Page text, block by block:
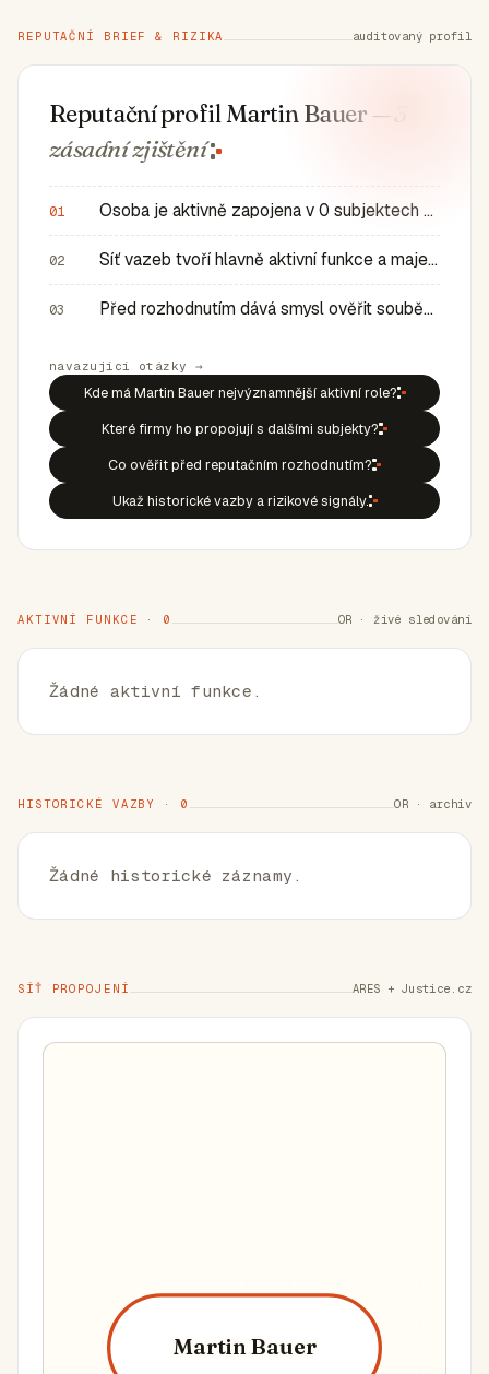
REPUTAČNÍ BRIEF & RIZIKA auditovaný profil
Reputační profil Martin Bauer — 3
zásadnízjištění
01 Osoba je aktivně zapojena v 0 subjektech a má 0 historic…
02 Síť vazeb tvoří hlavně aktivní funkce a majetkové role v…
03 Před rozhodnutím dává smysl ověřit souběh rolí, historic…
navazující otázky →
Kde má Martin Bauer nejvýznamnější aktivní role?
Které firmy ho propojují s dalšími subjekty?
Co ověřit před reputačním rozhodnutím?
Ukaž historické vazby a rizikové signály.
AKTIVNÍ FUNKCE · 0 OR · živé sledování
Žádné aktivní funkce.
HISTORICKÉ VAZBY · 0 OR · archiv
Žádné historické záznamy.
SÍŤ PROPOJENÍ ARES + Justice.cz
Martin Bauer